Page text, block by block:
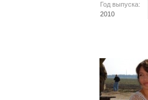
Год выпуска:
2010